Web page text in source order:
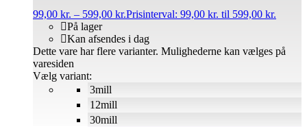
99,00 kr. – 599,00 kr.Prisinterval: 99,00 kr. til 599,00 kr.
På lager
Kan afsendes i dag
Vælg variant:
Dette vare har flere varianter. Mulighederne kan vælges på
varesiden
3mill
12mill
30mill